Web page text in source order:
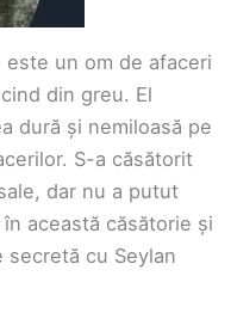
este un om de afaceri
din greu. El
dură și nemiloasă pe
S-a căsătorit
dar nu a putut
această căsătorie și
cu Seylan